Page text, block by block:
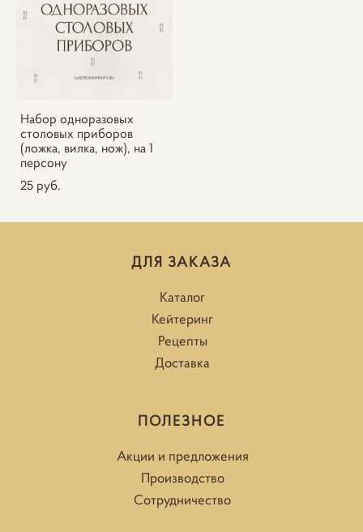
Набор одноразовых
столовых приборов
(ложка, вилка, нож), на 1
персону
25 pуб.
ДЛЯ ЗАКАЗА
Каталог
Кейтеринг
Рецепты
Доставка
ПОЛЕЗНОЕ
Акции и предложения
Производство
Сотрудничество